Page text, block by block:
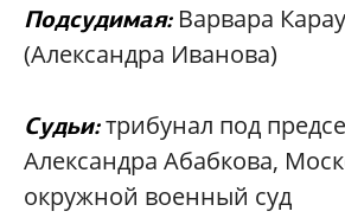
Подсудимая:Варвара
(Александра Иванова)
Судьи:трибунал под
Александра Абабкова,
окружной военный суд